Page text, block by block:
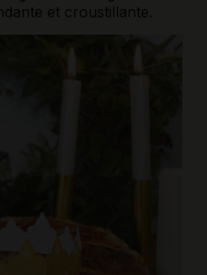
et croustillante.